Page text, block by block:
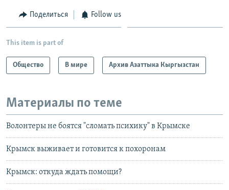
Поделиться Follow us
This item is part of
Общество В мире Архив Азаттыка Кыргызстан
Материалы по теме
Волонтеры не боятся "сломать психику" в Крымске
Крымск выживает и готовится к похоронам
Крымск: откуда ждать помощи?